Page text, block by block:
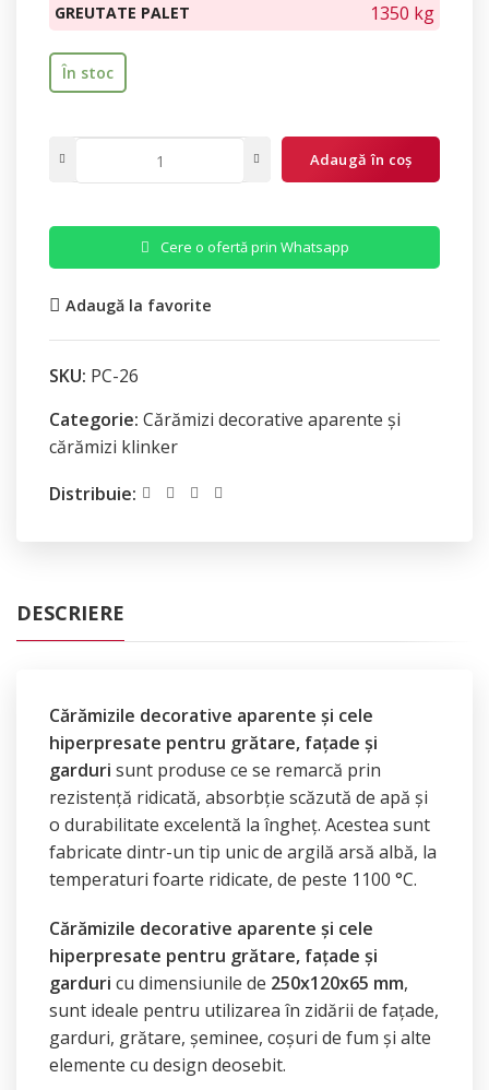
GREUTATE PALET 1350 kg
În stoc
Adaugă în coș
Cere o ofertă prin Whatsapp
Adaugă la favorite
SKU: PC-26
Categorie: Cărămizi decorative aparente și
cărămizi klinker
Distribuie:
DESCRIERE
Cărămizile decorative aparente și cele
hiperpresate pentru grătare, fațade și
garduri sunt produse ce se remarcă prin
rezistență ridicată, absorbție scăzută de apă și
o durabilitate excelentă la îngheț. Acestea sunt
fabricate dintr-un tip unic de argilă arsă albă, la
temperaturi foarte ridicate, de peste 1100 °C.
Cărămizile decorative aparente și cele
hiperpresate pentru grătare, fațade și
garduri cu dimensiunile de 250x120x65 mm,
sunt ideale pentru utilizarea în zidării de fațade,
garduri, grătare, șeminee, coșuri de fum și alte
elemente cu design deosebit.